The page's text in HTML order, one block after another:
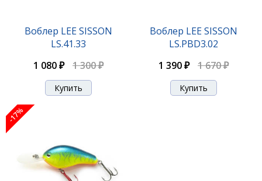
Воблер LEE SISSON
LS.41.33
1 080 ₽
1 300 ₽
Воблер LEE SISSON
LS.PBD3.02
1 390 ₽
1 670 ₽
-17%